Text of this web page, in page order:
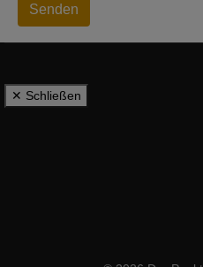
Senden
✕ Schließen